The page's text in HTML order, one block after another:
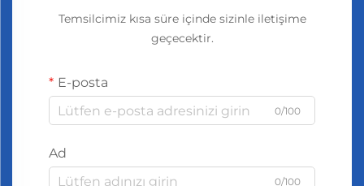
Temsilcimiz kısa süre içinde sizinle iletişime
geçecektir.
E-posta
0/100
Ad
0/100